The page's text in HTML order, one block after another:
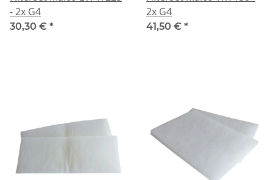
- 2x G4
30,30 € *
2x G4
41,50 € *